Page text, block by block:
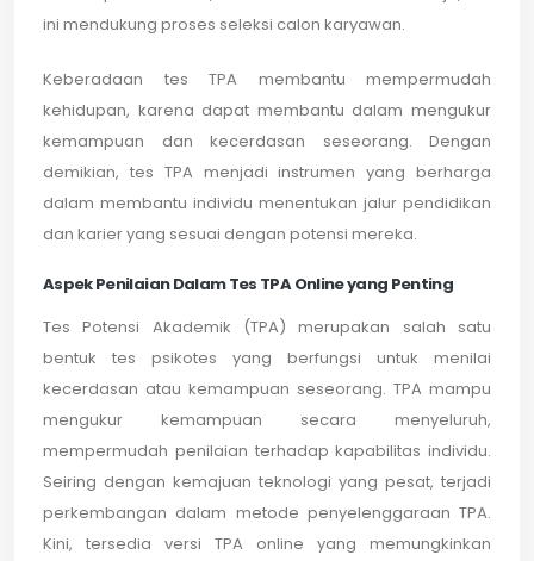
ini mendukung proses seleksi calon karyawan.
Keberadaan tes TPA membantu mempermudah
kehidupan, karena dapat membantu dalam mengukur
kemampuan dan kecerdasan seseorang. Dengan
demikian, tes TPA menjadi instrumen yang berharga
dalam membantu individu menentukan jalur pendidikan
dan karier yang sesuai dengan potensi mereka.
Aspek Penilaian Dalam Tes TPA Online yang Penting
Tes Potensi Akademik (TPA) merupakan salah satu
bentuk tes psikotes yang berfungsi untuk menilai
kecerdasan atau kemampuan seseorang. TPA mampu
mengukur kemampuan secara menyeluruh,
mempermudah penilaian terhadap kapabilitas individu.
Seiring dengan kemajuan teknologi yang pesat, terjadi
perkembangan dalam metode penyelenggaraan TPA.
Kini, tersedia versi TPA online yang memungkinkan